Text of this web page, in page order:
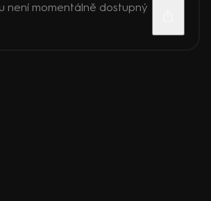
není momentálně dostupný